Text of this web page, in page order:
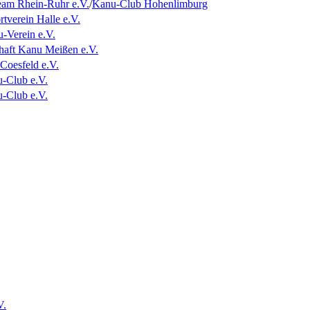
Rhein-Ruhr e.V./Kanu-Club Hohenlimburg
Halle e.V.
Verein e.V.
Kanu Meißen e.V.
e.V.
Club e.V.
Club e.V.